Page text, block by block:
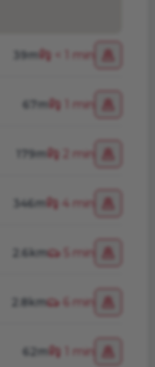
39m < 1 min
67m 1 min
179m 2 min
346m 4 min
2.6km 5 min
2.8km 6 min
62m 1 min